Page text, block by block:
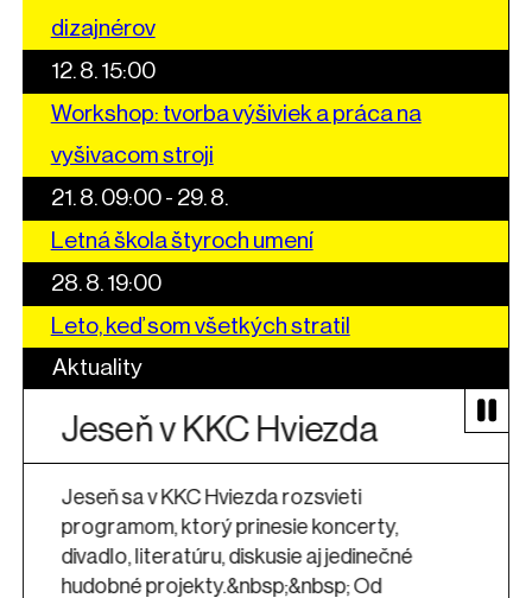
dizajnérov
12. 8. 15:00
Workshop: tvorba výšiviek a práca na
vyšivacom stroji
21. 8. 09:00 - 29. 8.
Letná škola štyroch umení
28. 8. 19:00
Leto, keď som všetkých stratil
Aktuality
rozsvieti
koncerty,
aj jedinečné
Od
Koncert
britskej
feat. Lou
rámci Roku